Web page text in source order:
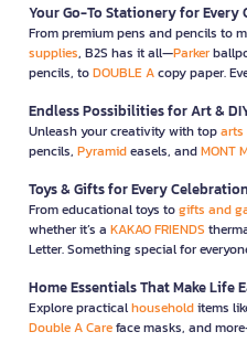
Your Go-To Stationery for Every
From premium pens and pencils to
supplies, B2S has it all—Parker
pencils, toDOUBLE Acopy paper.
Endless Possibilities for Art &
Unleash your creativity with toparts
pencils, Pyramideasels, andMONT
Toys & Gifts for Every Celebration
From educational toys togifts and
whether it’s a KAKAO FRIENDS
Letter. Something special for
Home Essentials That Make Life
Explore practicalhouseholditems
Double A Careface masks, and